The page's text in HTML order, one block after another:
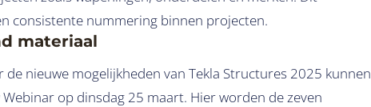
consistente nummering binnen projecten.
materiaal
nieuwe mogelijkheden van Tekla Structures 2025 kunnen
op dinsdag 25 maart. Hier worden de zeven